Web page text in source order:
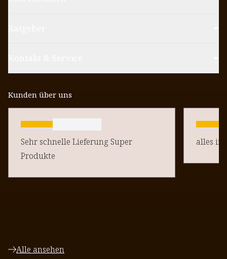
Kunden über uns
Sehr schnelle Lieferung Super
Produkte
alles in
Alle ansehen